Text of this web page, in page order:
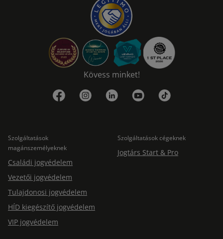
Kövess minket!
Szolgáltatások
magánszemélyeknek
Családi jogvédelem
Vezetői jogvédelem
Tulajdonosi jogvédelem
HÍD kiegészítő jogvédelem
VIP jogvédelem
Szolgáltatások cégeknek
Jogtárs Start & Pro